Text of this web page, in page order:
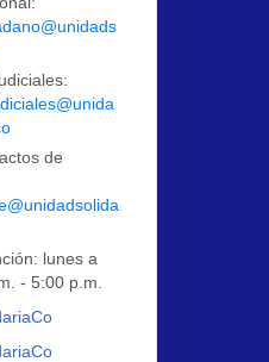
de
lunes a
- 5:00 p.m.